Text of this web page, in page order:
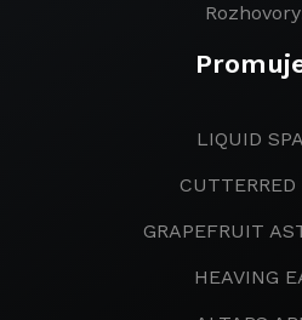
LIQUID
CUTTERRED
GRAPEFRUIT
HEAVING